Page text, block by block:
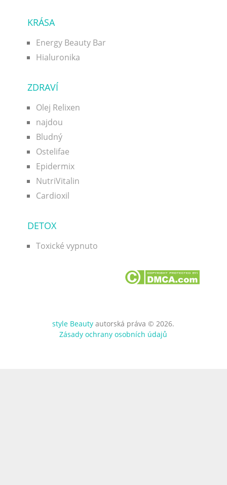
KRÁSA
Energy Beauty Bar
Hialuronika
ZDRAVÍ
Olej Relixen
najdou
Bludný
Ostelifae
Epidermix
NutriVitalin
Cardioxil
DETOX
Toxické vypnuto
style Beauty autorská práva © 2026.
Zásady ochrany osobních údajů